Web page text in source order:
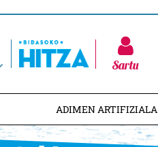
Sartu
ADIMEN ARTIFIZIALA